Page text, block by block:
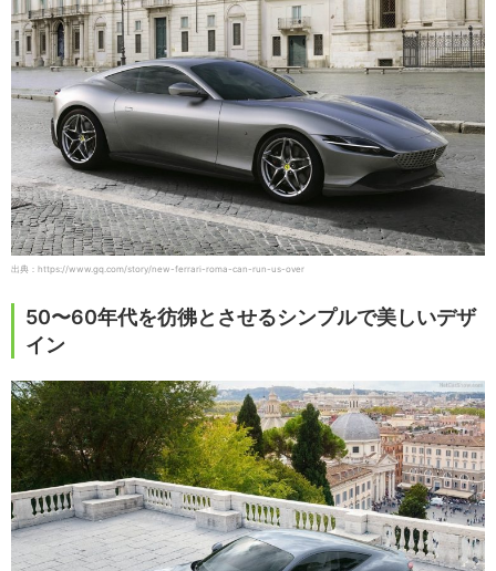
出典：https://www.gq.com/story/new-ferrari-roma-can-run-us-over
50〜60年代を彷彿とさせるシンプルで美しいデザ
イン